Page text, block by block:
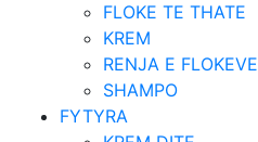
FLOKE TE THATE
KREM
RENJA E FLOKEVE
SHAMPO
FYTYRA